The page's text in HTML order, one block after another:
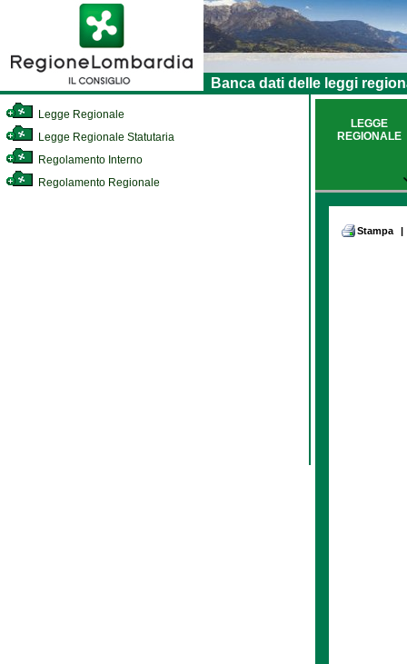
Banca dati delle leggi
Legge Regionale
Legge Regionale Statutaria
Regolamento Interno
Regolamento Regionale
LEGGE
REGIONALE
Stampa |